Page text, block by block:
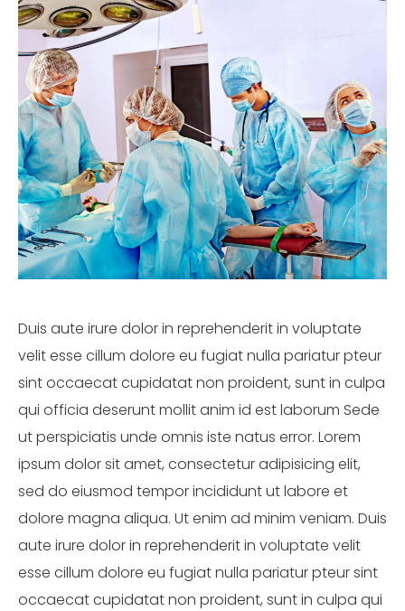
Duis aute irure dolor in reprehenderit in voluptate
velit esse cillum dolore eu fugiat nulla pariatur pteur
sint occaecat cupidatat non proident, sunt in culpa
qui officia deserunt mollit anim id est laborum Sede
ut perspiciatis unde omnis iste natus error. Lorem
ipsum dolor sit amet, consectetur adipisicing elit,
sed do eiusmod tempor incididunt ut labore et
dolore magna aliqua. Ut enim ad minim veniam. Duis
aute irure dolor in reprehenderit in voluptate velit
esse cillum dolore eu fugiat nulla pariatur pteur sint
occaecat cupidatat non proident, sunt in culpa qui